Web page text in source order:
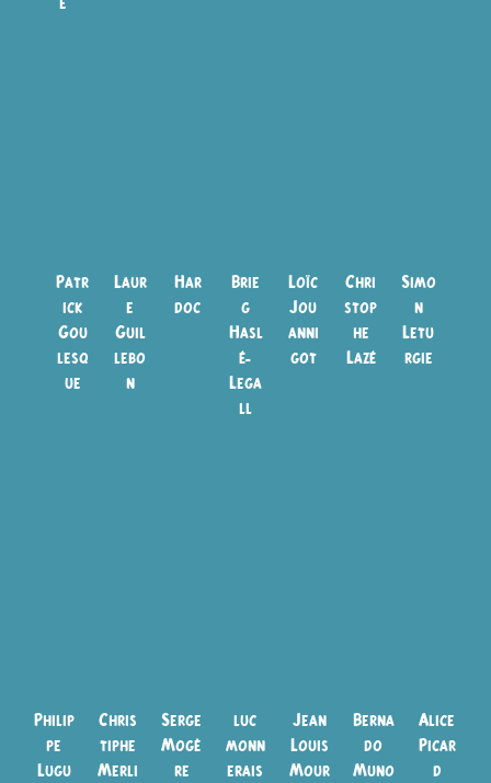
Patr
ick
Gou
lesq
ue
Laur
e
Guil
lebo
n
Har
doc
Brie
g
Hasl
é-
Lega
ll
Loïc
Jou
anni
got
Chri
stop
he
Lazé
Simo
n
Letu
rgie
Philip
pe
Lugu
Chris
tiphe
Merli
Serge
Mogè
re
luc
monn
erais
Jean
Louis
Mour
Berna
do
Muno
Alice
Picar
d